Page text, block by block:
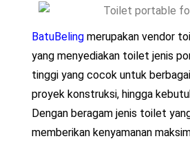
BatuBeling merupakan vendor
yang menyediakan toilet jenis
tinggi yang cocok untuk
proyek konstruksi, hingga
Dengan beragam jenis toilet
memberikan kenyamanan